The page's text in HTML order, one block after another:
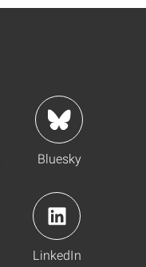
Bluesky
LinkedIn